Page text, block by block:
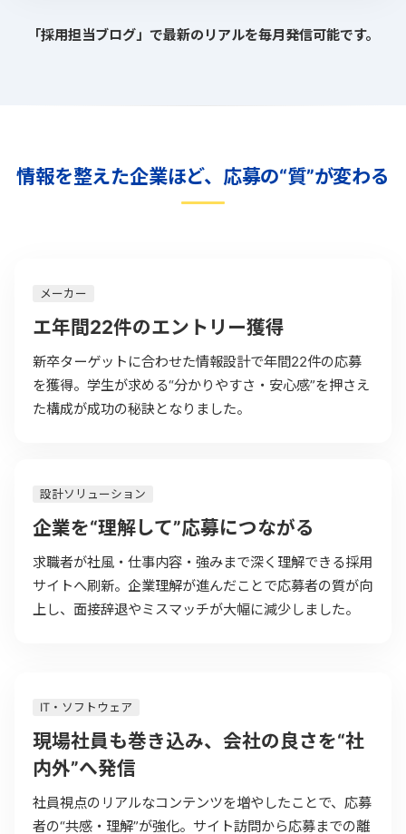
「採用担当ブログ」で最新のリアルを毎月発信可能です。
情報を整えた企業ほど、応募の“質”が変わる
メーカー
エ年間22件のエントリー獲得
新卒ターゲットに合わせた情報設計で年間22件の応募
を獲得。学生が求める“分かりやすさ・安心感”を押さえ
た構成が成功の秘訣となりました。
設計ソリューション
企業を“理解して”応募につながる
求職者が社風・仕事内容・強みまで深く理解できる採用
サイトへ刷新。企業理解が進んだことで応募者の質が向
上し、面接辞退やミスマッチが大幅に減少しました。
IT・ソフトウェア
現場社員も巻き込み、会社の良さを“社
内外”へ発信
社員視点のリアルなコンテンツを増やしたことで、応募
者の“共感・理解”が強化。サイト訪問から応募までの離